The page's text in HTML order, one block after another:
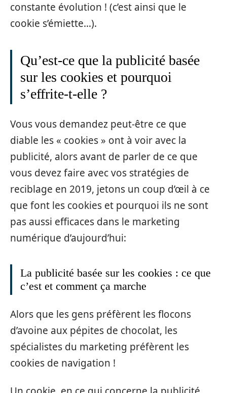
constante évolution ! (c’est ainsi que le
cookie s’émiette…).
Qu’est-ce que la publicité basée
sur les cookies et pourquoi
s’effrite-t-elle ?
Vous vous demandez peut-être ce que
diable les « cookies » ont à voir avec la
publicité, alors avant de parler de ce que
vous devez faire avec vos stratégies de
reciblage en 2019, jetons un coup d’œil à ce
que font les cookies et pourquoi ils ne sont
pas aussi efficaces dans le marketing
numérique d’aujourd’hui:
La publicité basée sur les cookies : ce que
c’est et comment ça marche
Alors que les gens préfèrent les flocons
d’avoine aux pépites de chocolat, les
spécialistes du marketing préfèrent les
cookies de navigation !